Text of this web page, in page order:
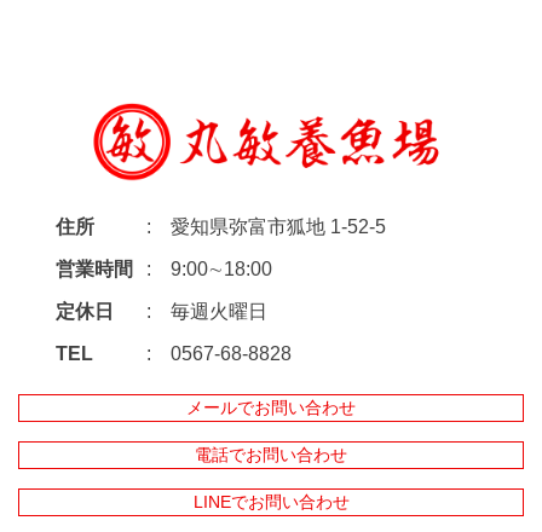
住所 愛知県弥富市狐地 1-52-5
営業時間 9:00∼18:00
定休日 毎週火曜日
TEL 0567-68-8828
メールでお問い合わせ
電話でお問い合わせ
LINEでお問い合わせ